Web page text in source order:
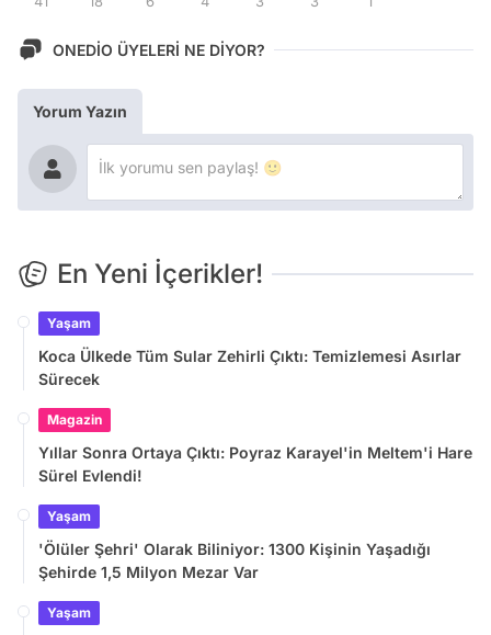
ONEDİO ÜYELERİ NE DİYOR?
Yorum Yazın
En Yeni İçerikler!
Yaşam
Koca Ülkede Tüm Sular Zehirli Çıktı: Temizlemesi Asırlar
Sürecek
Magazin
Yıllar Sonra Ortaya Çıktı: Poyraz Karayel'in Meltem'i Hare
Sürel Evlendi!
Yaşam
'Ölüler Şehri' Olarak Biliniyor: 1300 Kişinin Yaşadığı
Şehirde 1,5 Milyon Mezar Var
Yaşam